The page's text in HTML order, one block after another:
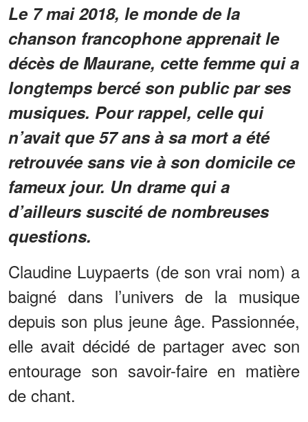
Le 7 mai 2018, le monde de la
chanson francophone apprenait le
décès de Maurane, cette femme qui a
longtemps bercé son public par ses
musiques. Pour rappel, celle qui
n’avait que 57 ans à sa mort a été
retrouvée sans vie à son domicile ce
fameux jour. Un drame qui a
d’ailleurs suscité de nombreuses
questions.
Claudine Luypaerts (de son vrai nom) a
baigné dans l’univers de la musique
depuis son plus jeune âge. Passionnée,
elle avait décidé de partager avec son
entourage son savoir-faire en matière
de chant.